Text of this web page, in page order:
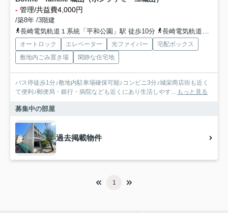
- 管理/共益費4,000円
/築8年 /3階建
長崎電気軌道１系統「平和公園」駅 徒歩10分
長崎電気軌道１系統「大橋」駅 徒歩15分
オートロック エレベーター 光ファイバー
宅配ボックス
敷地内ごみ置き場
閑静な住宅地
バス停徒歩1分♪敷地内駐車場確保可能♪コンビニ3分♪城栄商店街も近く
て便利♪郵便局・銀行・病院なども近くにあり生活しやす... もっと見る
募集中の部屋
過去掲載物件
1